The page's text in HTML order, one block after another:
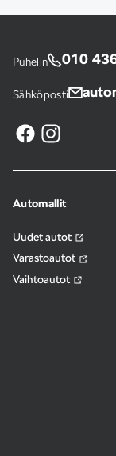
Puhelin 010
Sähköposti
Automallit
Uudet autot
Varastoautot
Vaihtoautot